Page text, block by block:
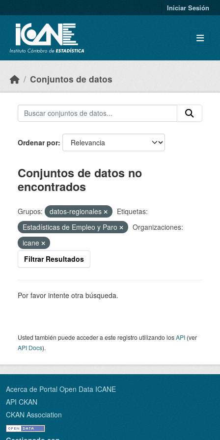
Iniciar Sesión
Conjuntos de datos
Ordenar por
Conjuntos de datos no
encontrados
Grupos: datos-regionales
Etiquetas:
Estadísticas de Empleo y Paro
Organizaciones:
icane
Filtrar Resultados
Por favor intente otra búsqueda.
Usted también puede acceder a este registro utilizando losAPI (ver
API Docs).
Acerca de Portal Open Data ICANE
API CKAN
CKAN Association